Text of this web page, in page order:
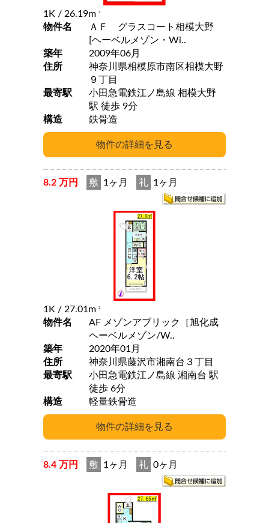
1K / 26.19m 2
物件名
ＡＦ グラスコート相模大野
[ヘーベルメゾン・Wi..
築年
2009年06月
住所
神奈川県相模原市南区相模大野
９丁目
最寄駅
小田急電鉄江ノ島線 相模大野
駅 徒歩 9分
構造
鉄骨造
8.2 万円 敷 1ヶ月 礼 1ヶ月
1K / 27.01m 2
物件名
AF メゾンアブリック［旭化成
ヘーベルメゾン/W..
築年
2020年01月
住所
神奈川県藤沢市湘南台３丁目
最寄駅
小田急電鉄江ノ島線 湘南台 駅
徒歩 6分
構造
軽量鉄骨造
8.4 万円 敷 1ヶ月 礼 0ヶ月